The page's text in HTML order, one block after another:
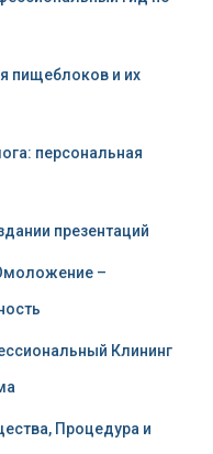
пищеблоков и их
персональная
презентаций
–
Клининг
Процедура и